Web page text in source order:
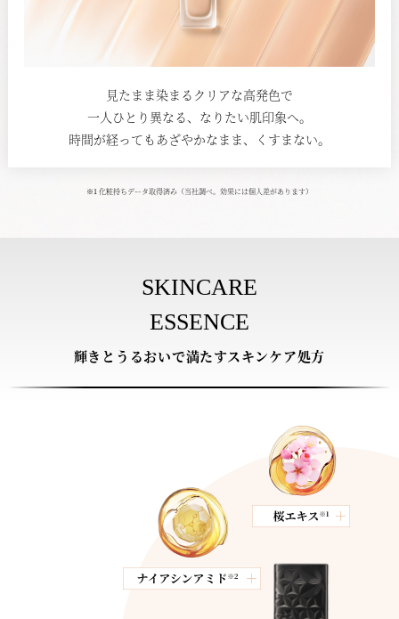
見たまま染まるクリアな高発色で
一人ひとり異なる、なりたい肌印象へ。
時間が経ってもあざやかなまま、くすまない。
※1 化粧持ちデータ取得済み（当社調べ。効果には個人差があります）
SKINCARE
ESSENCE
輝きとうるおいで満たすスキンケア処方